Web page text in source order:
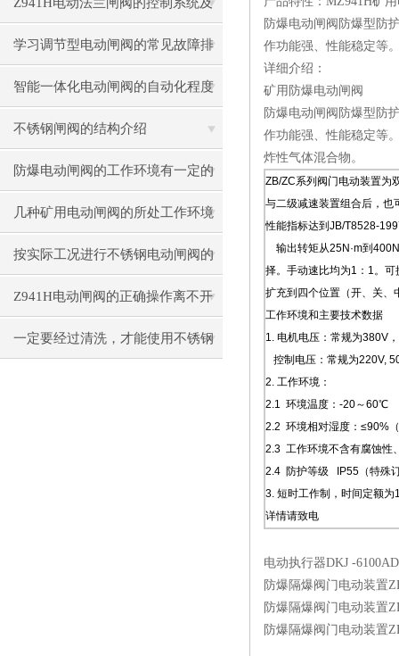
智能化发展趋势
学习调节型电动闸阀的常见故障排
除方法
智能一体化电动闸阀的自动化程度
如何？
不锈钢闸阀的结构介绍
防爆电动闸阀的工作环境有一定的
要求
几种矿用电动闸阀的所处工作环境
汇总
按实际工况进行不锈钢电动闸阀的
选择很有必要
Z941H电动闸阀的正确操作离不开
理论的认识
一定要经过清洗，才能使用不锈钢
防爆电动闸阀防爆型防
作功能强、性能稳定等
详细介绍：
矿用防爆电动闸阀
防爆电动闸阀防爆型防
作功能强、性能稳定等
炸性气体混合物。
ZB/ZC系列阀门电动装置为
与二级减速装置组合后，也
性能指标达到JB/T8528-
输出转矩从25N·m到
择。手动速比均为1：1。
扩充到四个位置（开、关、
工作环境和主要技术数据
1. 电机电压：常规为380V
控制电压：常规为220V,
2. 工作环境：
2.1 环境温度：-20～60℃
2.2 环境相对湿度：≤90%
2.3 工作环境不含有腐蚀性
2.4 防护等级 IP55（特殊
3. 短时工作制，时间定额为
详情请致电
电动执行器DKJ -6100AD
防爆隔爆阀门电动装置
防爆隔爆阀门电动装置
防爆隔爆阀门电动装置